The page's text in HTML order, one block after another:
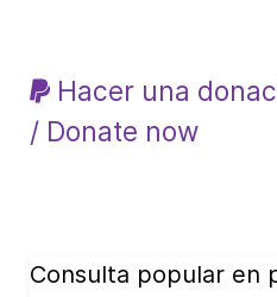
Hacer una
/ Donate now
Consulta popular en